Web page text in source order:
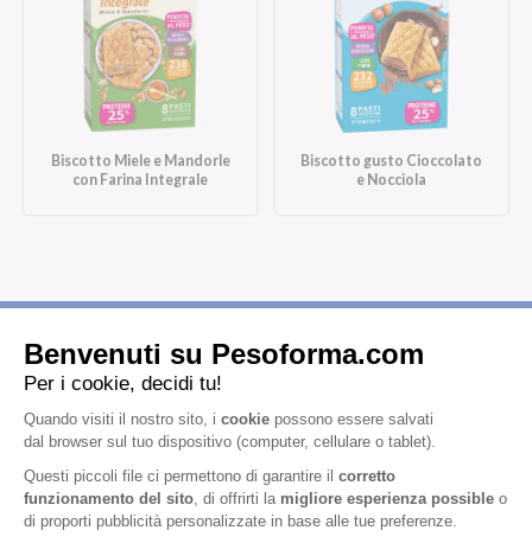
Biscotto Miele e Mandorle
con Farina Integrale
Biscotto gusto Cioccolato
e Nocciola
Iscriviti alla newsletter
informativa privacy
, acconsento all'iscrizione alla newsletter
periodica di Nutrition et Santé